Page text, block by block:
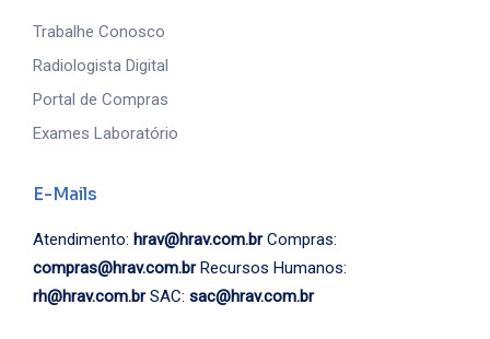
Trabalhe Conosco
Radiologista Digital
Portal de Compras
Exames Laboratório
E-Mails
Atendimento: hrav@hrav.com.brCompras:
compras@hrav.com.brRecursos Humanos:
rh@hrav.com.brSAC: sac@hrav.com.br